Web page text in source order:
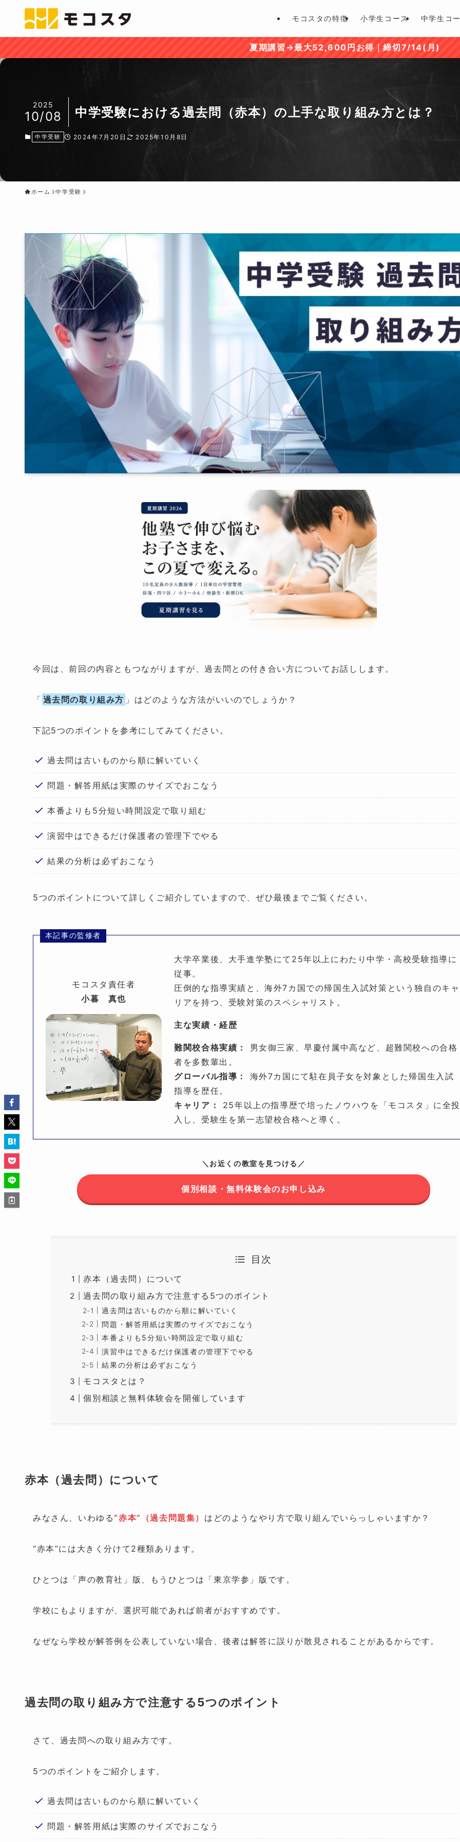
モコスタの特徴 小学生コース 中学生コ
夏期講習→最大52,600円お得｜締切7/14(月)
中学受験における過去問（赤本）の上手な取り組み方とは？
2025
10/08
中学受験 2024年7月20日 2025年10月8日
ホーム 中学受験
今回は、前回の内容ともつながりますが、過去問との付き合い方についてお話しします。
「 過去問の取り組み方 」はどのような方法がいいのでしょうか？
下記5つのポイントを参考にしてみてください。
過去問は古いものから順に解いていく
問題・解答用紙は実際のサイズでおこなう
本番よりも5分短い時間設定で取り組む
演習中はできるだけ保護者の管理下でやる
結果の分析は必ずおこなう
5つのポイントについて詳しくご紹介していますので、ぜひ最後までご覧ください。
本記事の監修者
モコスタ責任者
小暮 真也
大学卒業後、大手進学塾にて25年以上にわたり中学・高校受験指導に
従事。
圧倒的な指導実績と、海外7カ国での帰国生入試対策という独自のキャ
リアを持つ、受験対策のスペシャリスト。
主な実績・経歴
難関校合格実績：
男女御三家、早慶付属中高など、超難関校への合格
者を多数輩出。
グローバル指導：
海外7カ国にて駐在員子女を対象とした帰国生入試
指導を歴任。
キャリア：
25年以上の指導歴で培ったノウハウを「モコスタ」に全投
入し、受験生を第一志望校合格へと導く。
＼お近くの教室を見つける／
個別相談・無料体験会のお申し込み
目次
赤本（過去問）について
過去問の取り組み方で注意する5つのポイント
過去問は古いものから順に解いていく
問題・解答用紙は実際のサイズでおこなう
本番よりも5分短い時間設定で取り組む
演習中はできるだけ保護者の管理下でやる
結果の分析は必ずおこなう
モコスタとは？
個別相談と無料体験会を開催しています
赤本（過去問）について
みなさん、いわゆる “赤本”（過去問題集） はどのようなやり方で取り組んでいらっしゃいますか？
“赤本”には大きく分けて2種類あります。
ひとつは「声の教育社」版、もうひとつは「東京学参」版です。
学校にもよりますが、選択可能であれば前者がおすすめです。
なぜなら学校が解答例を公表していない場合、後者は解答に誤りが散見されることがあるからです。
過去問の取り組み方で注意する5つのポイント
さて、過去問への取り組み方です。
5つのポイントをご紹介します。
過去問は古いものから順に解いていく
問題・解答用紙は実際のサイズでおこなう